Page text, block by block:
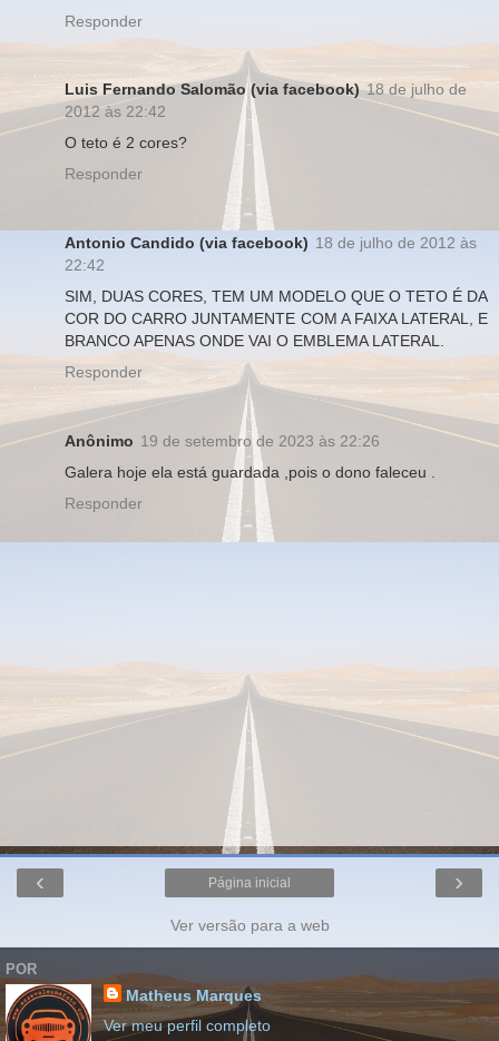
Responder
Luis Fernando Salomão (via facebook) 18 de julho de
2012 às 22:42
O teto é 2 cores?
Responder
Antonio Candido (via facebook) 18 de julho de 2012 às
22:42
SIM, DUAS CORES, TEM UM MODELO QUE O TETO É DA
COR DO CARRO JUNTAMENTE COM A FAIXA LATERAL, E
BRANCO APENAS ONDE VAI O EMBLEMA LATERAL.
Responder
Anônimo 19 de setembro de 2023 às 22:26
Galera hoje ela está guardada ,pois o dono faleceu .
Responder
‹ ›
Página inicial
Ver versão para a web
POR
Matheus Marques
Ver meu perfil completo